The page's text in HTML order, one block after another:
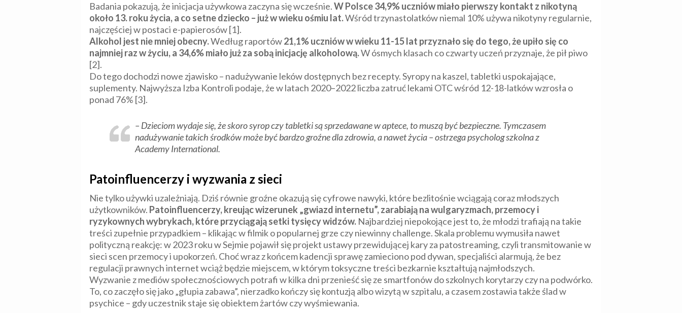
Badania pokazują, że inicjacja używkowa zaczyna się wcześnie.W Polsce 34,9% uczniów miało pierwszy kontakt z nikotyną
około 13. roku życia, a co setne dziecko – już w wieku ośmiu lat.Wśród trzynastolatków niemal 10% używa nikotyny regularnie,
najczęściej w postaci e-papierosów [1].
Alkohol jest nie mniej obecny.Według raportów21,1% uczniów w wieku 11-15 lat przyznało się do tego, że upiło się co
najmniej raz w życiu, a 34,6% miało już za sobą inicjację alkoholową.W ósmych klasach co czwarty uczeń przyznaje, że pił piwo
[2].
Do tego dochodzi nowe zjawisko – nadużywanie leków dostępnych bez recepty. Syropy na kaszel, tabletki uspokajające,
suplementy. Najwyższa Izba Kontroli podaje, że w latach 2020–2022 liczba zatruć lekami OTC wśród 12-18-latków wzrosła o
ponad 76% [3].
– Dzieciom wydaje się, że skoro syrop czy tabletki są sprzedawane w aptece, to muszą być bezpieczne. Tymczasem
nadużywanie takich środków może być bardzo groźne dla zdrowia, a nawet życia– ostrzega psycholog szkolna z
Academy International.
Patoinfluencerzy i wyzwania z sieci
Nie tylko używki uzależniają. Dziś równie groźne okazują się cyfrowe nawyki, które bezlitośnie wciągają coraz młodszych
użytkowników. Patoinfluencerzy, kreując wizerunek „gwiazd internetu”, zarabiają na wulgaryzmach, przemocy i
ryzykownych wybrykach, które przyciągają setki tysięcy widzów. Najbardziej niepokojące jest to, że młodzi trafiają na takie
treści zupełnie przypadkiem – klikając w filmik o popularnej grze czy niewinny challenge. Skala problemu wymusiła nawet
polityczną reakcję: w 2023 roku w Sejmie pojawił się projekt ustawy przewidującej kary za patostreaming, czyli transmitowanie w
sieci scen przemocy i upokorzeń. Choć wraz z końcem kadencji sprawę zamieciono pod dywan, specjaliści alarmują, że bez
regulacji prawnych internet wciąż będzie miejscem, w którym toksyczne treści bezkarnie kształtują najmłodszych.
Wyzwanie z mediów społecznościowych potrafi w kilka dni przenieść się ze smartfonów do szkolnych korytarzy czy na podwórko.
To, co zaczęło się jako „głupia zabawa”, nierzadko kończy się kontuzją albo wizytą w szpitalu, a czasem zostawia także ślad w
psychice – gdy uczestnik staje się obiektem żartów czy wyśmiewania.